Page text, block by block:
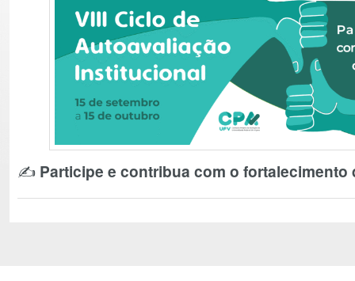
✍️ Participe e contribua com o